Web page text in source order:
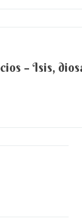
– Isis,